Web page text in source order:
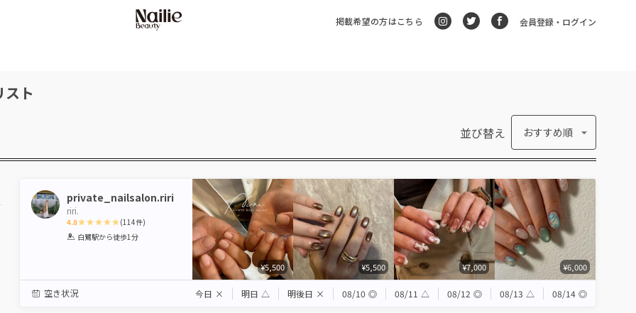
掲載希望の方はこちら 会員登録・ログイン
ト
並び替え おすすめ順
private_nailsalon.riri
riri.
4.8
1 2 3 4 5
(114件)
白鷺駅から徒歩1分
¥5,500 ¥5,500 ¥7,000 ¥6,000
空き状況 今日 × 明日 △ 明後日 × 08/10 ◎ 08/11 △ 08/12 ◎ 08/13 △ 08/14 ◎